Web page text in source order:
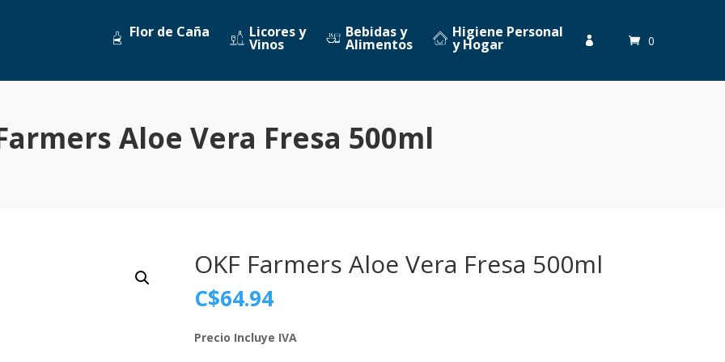
Flor de Caña Licores y
Vinos
Bebidas y
Alimentos
Higiene Personal
y Hogar  0
Aloe Vera Fresa 500ml
OKF Farmers Aloe Vera Fresa 500ml
C$64.94
Precio Incluye IVA